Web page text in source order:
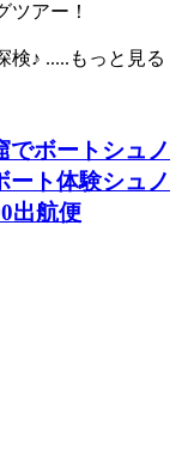
リングツアー！
検♪ .....もっと見る
でボートシュノ
ート体験シュノ
出航便